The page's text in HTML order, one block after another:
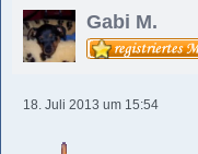
Gabi M.
18. Juli 2013 um 15:54